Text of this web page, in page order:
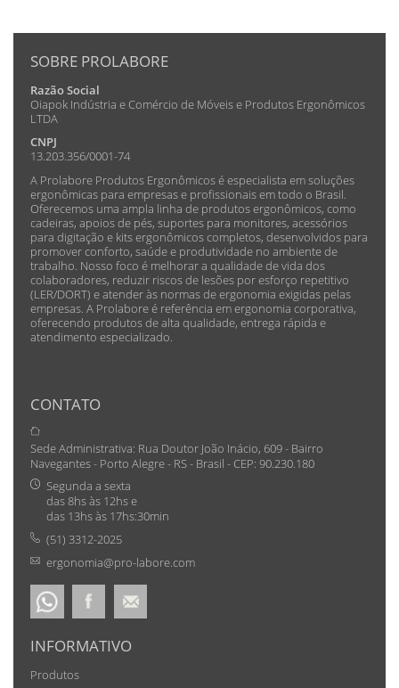
SOBRE PROLABORE
Razão Social
Oiapok Indústria e Comércio de Móveis e Produtos Ergonômicos
LTDA
CNPJ
13.203.356/0001-74
A Prolabore Produtos Ergonômicos é especialista em soluções
ergonômicas para empresas e profissionais em todo o Brasil.
Oferecemos uma ampla linha de produtos ergonômicos, como
cadeiras, apoios de pés, suportes para monitores, acessórios
para digitação e kits ergonômicos completos, desenvolvidos para
promover conforto, saúde e produtividade no ambiente de
trabalho. Nosso foco é melhorar a qualidade de vida dos
colaboradores, reduzir riscos de lesões por esforço repetitivo
(LER/DORT) e atender às normas de ergonomia exigidas pelas
empresas. A Prolabore é referência em ergonomia corporativa,
oferecendo produtos de alta qualidade, entrega rápida e
atendimento especializado.
CONTATO
Sede Administrativa: Rua Doutor João Inácio, 609 - Bairro
Navegantes - Porto Alegre - RS - Brasil - CEP: 90.230.180
Segunda a sexta
das 8hs às 12hs e
das 13hs às 17hs:30min
(51) 3312-2025
ergonomia@pro-labore.com
INFORMATIVO
Produtos